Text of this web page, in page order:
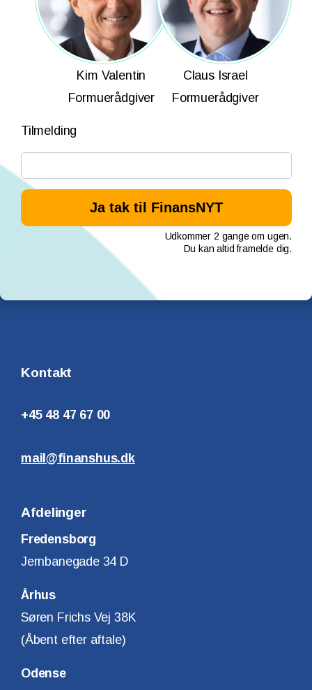
Kim Valentin
Formuerådgiver
Claus Israel
Formuerådgiver
Tilmelding
Udkommer 2 gange om ugen.
Du kan altid framelde dig.
Kontakt
+45 48 47 67 00
mail@finanshus.dk
Afdelinger
Fredensborg
Jernbanegade 34 D
Århus
Søren Frichs Vej 38K
(Åbent efter aftale)
Odense